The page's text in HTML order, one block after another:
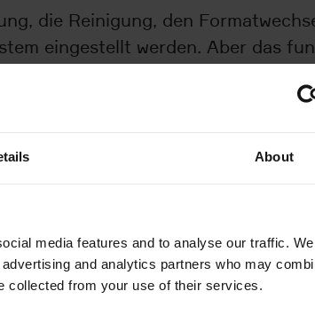
About
media features and to analyse our traffic.
and analytics partners who may
collected from your use of their services.
die Reinigung, den
eingestellt werden. Aber das
Projektleiter bei Dr. Pfleger.
von Pharmazeutika für die